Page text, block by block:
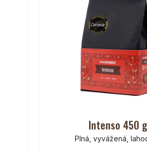
Intenso 450
Plná, vyvážená,